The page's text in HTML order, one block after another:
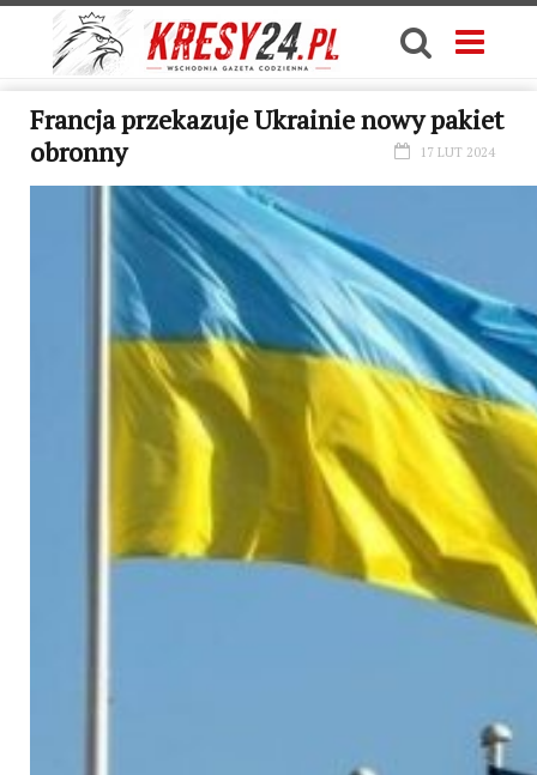
Francja przekazuje Ukrainie nowy pakiet
obronny
17 LUT 2024